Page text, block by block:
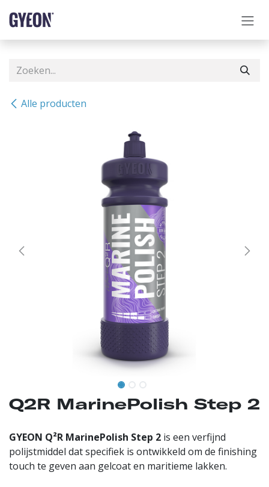
Alle producten
Q2R MarinePolish Step 2
GYEON Q²R MarinePolish Step 2 is een verfijnd
polijstmiddel dat specifiek is ontwikkeld om de finishing
touch te geven aan gelcoat en maritieme lakken.